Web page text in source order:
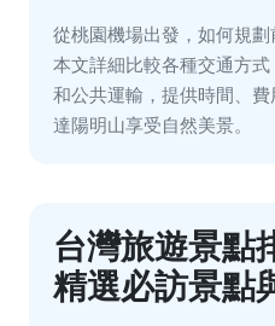
從桃園機場出發，如何規
本文詳細比較各種交通方
和公共運輸，提供時間、
達陽明山享受自然美景。
台灣旅遊景點
精選必訪景點